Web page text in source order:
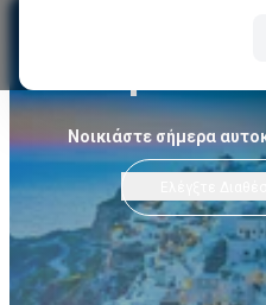
Λιμάνι
Νοικιάστε σήμερα